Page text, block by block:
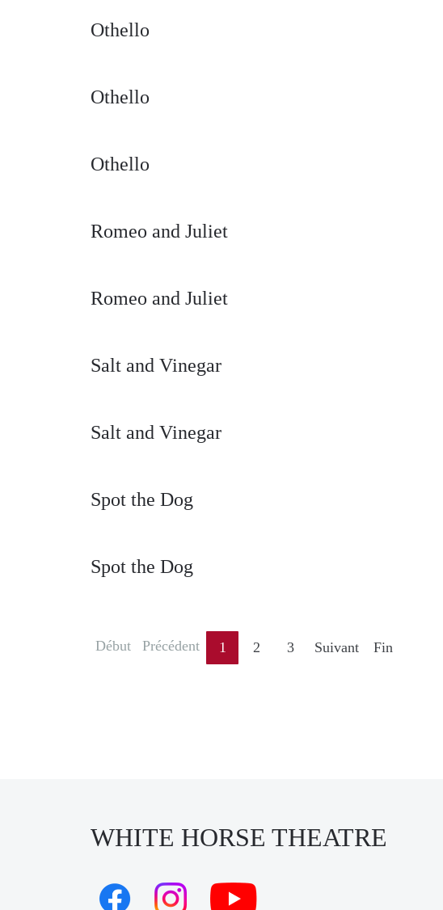
Othello
Othello
Othello
Romeo and Juliet
Romeo and Juliet
Salt and Vinegar
Salt and Vinegar
Spot the Dog
Spot the Dog
Début Précédent 1 2 3 Suivant Fin
WHITE HORSE THEATRE